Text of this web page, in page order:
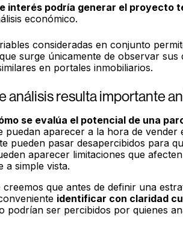
interés podría generar el proyecto
económico.
consideradas en conjunto
surge únicamente de observar
en portales inmobiliarios.
análisis resulta importante
se evalúa el potencial de una
puedan aparecer a la hora de vender
pueden pasar desapercibidos para
aparecer limitaciones que
a simple vista.
creemos que antes de definir una
identificar con claridad
podrían ser percibidos por quienes